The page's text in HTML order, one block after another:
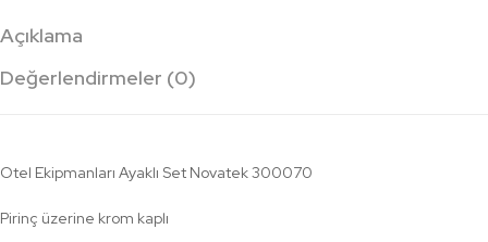
Açıklama
Değerlendirmeler (0)
Otel Ekipmanları Ayaklı Set Novatek 300070
Pirinç üzerine krom kaplı